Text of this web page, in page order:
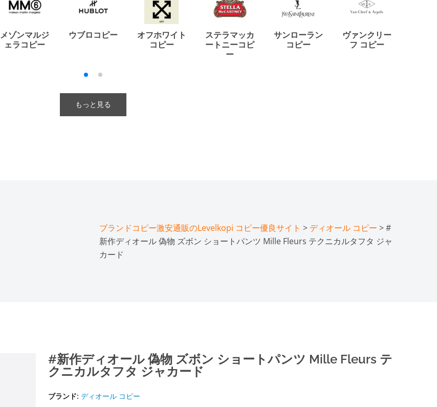
メゾンマルジ
ェラコピー
ウブロコピー
オフホワイト
コピー
ステラマッカ
ートニーコピ
ー
サンローラン
コピー
ヴァンクリー
フ コピー
もっと見る
ブランドコピー激安通販のLevelkopi コピー優良サイト > ディオール コピー > #
新作ディオール 偽物 ズボン ショートパンツ Mille Fleurs テクニカルタフタ ジャ
カード
#新作ディオール 偽物 ズボン ショートパンツ Mille Fleurs テ
クニカルタフタ ジャカード
ブランド: ディオール コピー